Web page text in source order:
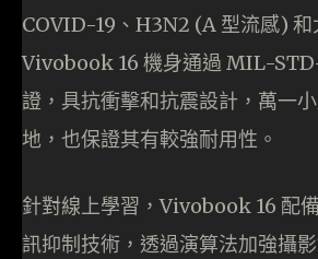
COVID-19、H3N2 (A 型流感) 和
Vivobook 16 機身通過 MIL-
證，具抗衝擊和抗震設計，萬一
地，也保證其有較強耐用性。
針對線上學習，Vivobook 16 配
訊抑制技術，透過演算法加強攝